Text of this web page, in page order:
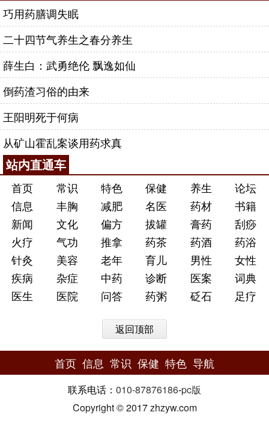
巧用药膳调失眠
二十四节气养生之春分养生
薛生白：武勇绝伦 飘逸如仙
倒药渣习俗的由来
王阳明死于何病
从矿山霍乱案谈用药求真
站内直通车
首页 常识 特色 保健 养生
论坛
信息
丰胸 减肥 名医 药材
书籍
新闻
文化 偏方 拔罐 膏药
刮痧
火疗
气功 推拿 药茶 药酒
药浴
针灸
美容 老年 育儿 男性
女性
疾病
杂症 中药 诊断 医案
词典
医生
医院 问答 药粥 砭石 足疗
返回顶部
首页 信息 常识 保健 特色 导航
联系电话： 010-87876186-pc版
Copyright © 2017 zhzyw.com